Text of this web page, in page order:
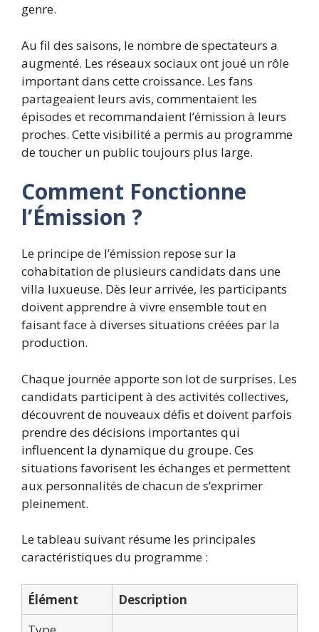
genre.
Au fil des saisons, le nombre de spectateurs a
augmenté. Les réseaux sociaux ont joué un rôle
important dans cette croissance. Les fans
partageaient leurs avis, commentaient les
épisodes et recommandaient l’émission à leurs
proches. Cette visibilité a permis au programme
de toucher un public toujours plus large.
Comment Fonctionne
l’Émission ?
Le principe de l’émission repose sur la
cohabitation de plusieurs candidats dans une
villa luxueuse. Dès leur arrivée, les participants
doivent apprendre à vivre ensemble tout en
faisant face à diverses situations créées par la
production.
Chaque journée apporte son lot de surprises. Les
candidats participent à des activités collectives,
découvrent de nouveaux défis et doivent parfois
prendre des décisions importantes qui
influencent la dynamique du groupe. Ces
situations favorisent les échanges et permettent
aux personnalités de chacun de s’exprimer
pleinement.
Le tableau suivant résume les principales
caractéristiques du programme :
Élément
Description